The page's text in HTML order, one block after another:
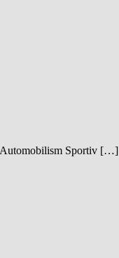
Automobilism Sportiv […]